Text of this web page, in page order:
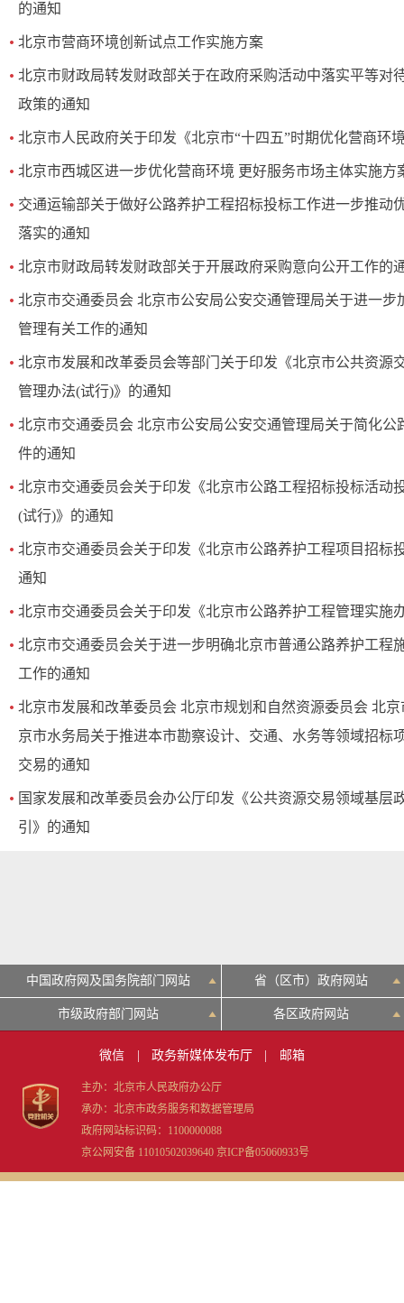
的通知
北京市营商环境创新试点工作实施方案
北京市财政局转发财政部关于在政府采购活动中落实平等对
政策的通知
北京市人民政府关于印发《北京市“十四五”时期优化营商环
北京市西城区进一步优化营商环境 更好服务市场主体实施方
交通运输部关于做好公路养护工程招标投标工作进一步推动
落实的通知
北京市财政局转发财政部关于开展政府采购意向公开工作的
北京市交通委员会 北京市公安局公安交通管理局关于进一步
管理有关工作的通知
北京市发展和改革委员会等部门关于印发《北京市公共资源
管理办法(试行)》的通知
北京市交通委员会 北京市公安局公安交通管理局关于简化公
件的通知
北京市交通委员会关于印发《北京市公路工程招标投标活动
(试行)》的通知
北京市交通委员会关于印发《北京市公路养护工程项目招标
通知
北京市交通委员会关于印发《北京市公路养护工程管理实施
北京市交通委员会关于进一步明确北京市普通公路养护工程
工作的通知
北京市发展和改革委员会 北京市规划和自然资源委员会 北
京市水务局关于推进本市勘察设计、交通、水务等领域招标
交易的通知
国家发展和改革委员会办公厅印发《公共资源交易领域基层
引》的通知
中国政府网及国务院部门网站 省（区市）政府网站
市级政府部门网站 各区政府网站
微信 政务新媒体发布厅 邮箱
主办：北京市人民政府办公厅
承办：北京市政务服务和数据管理局
政府网站标识码：1100000088
京公网安备 11010502039640 京ICP备05060933号